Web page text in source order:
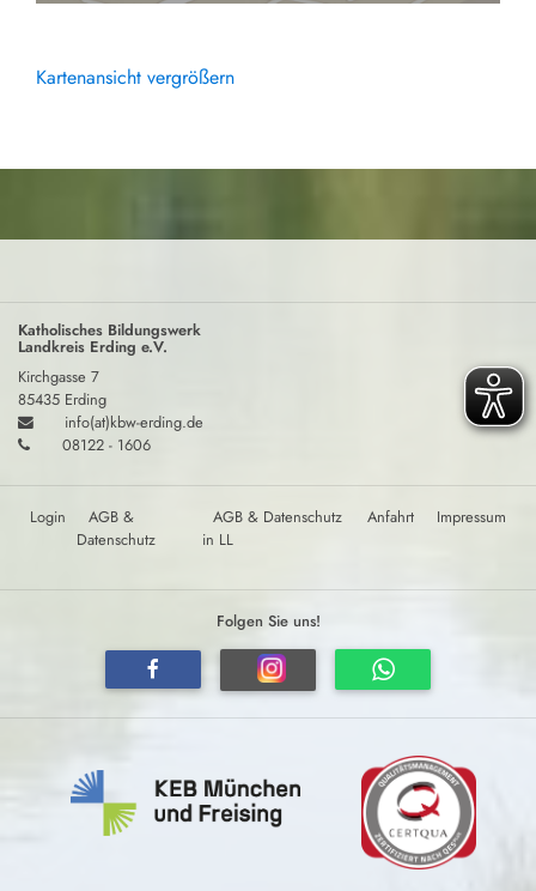
Kartenansicht vergrößern
Katholisches Bildungswerk
Landkreis Erding e.V.
Kirchgasse 7
85435 Erding
info(at)kbw-erding.de
08122 - 1606
Login
AGB &
Datenschutz
AGB & Datenschutz
in LL
Anfahrt Impressum
Folgen Sie uns!